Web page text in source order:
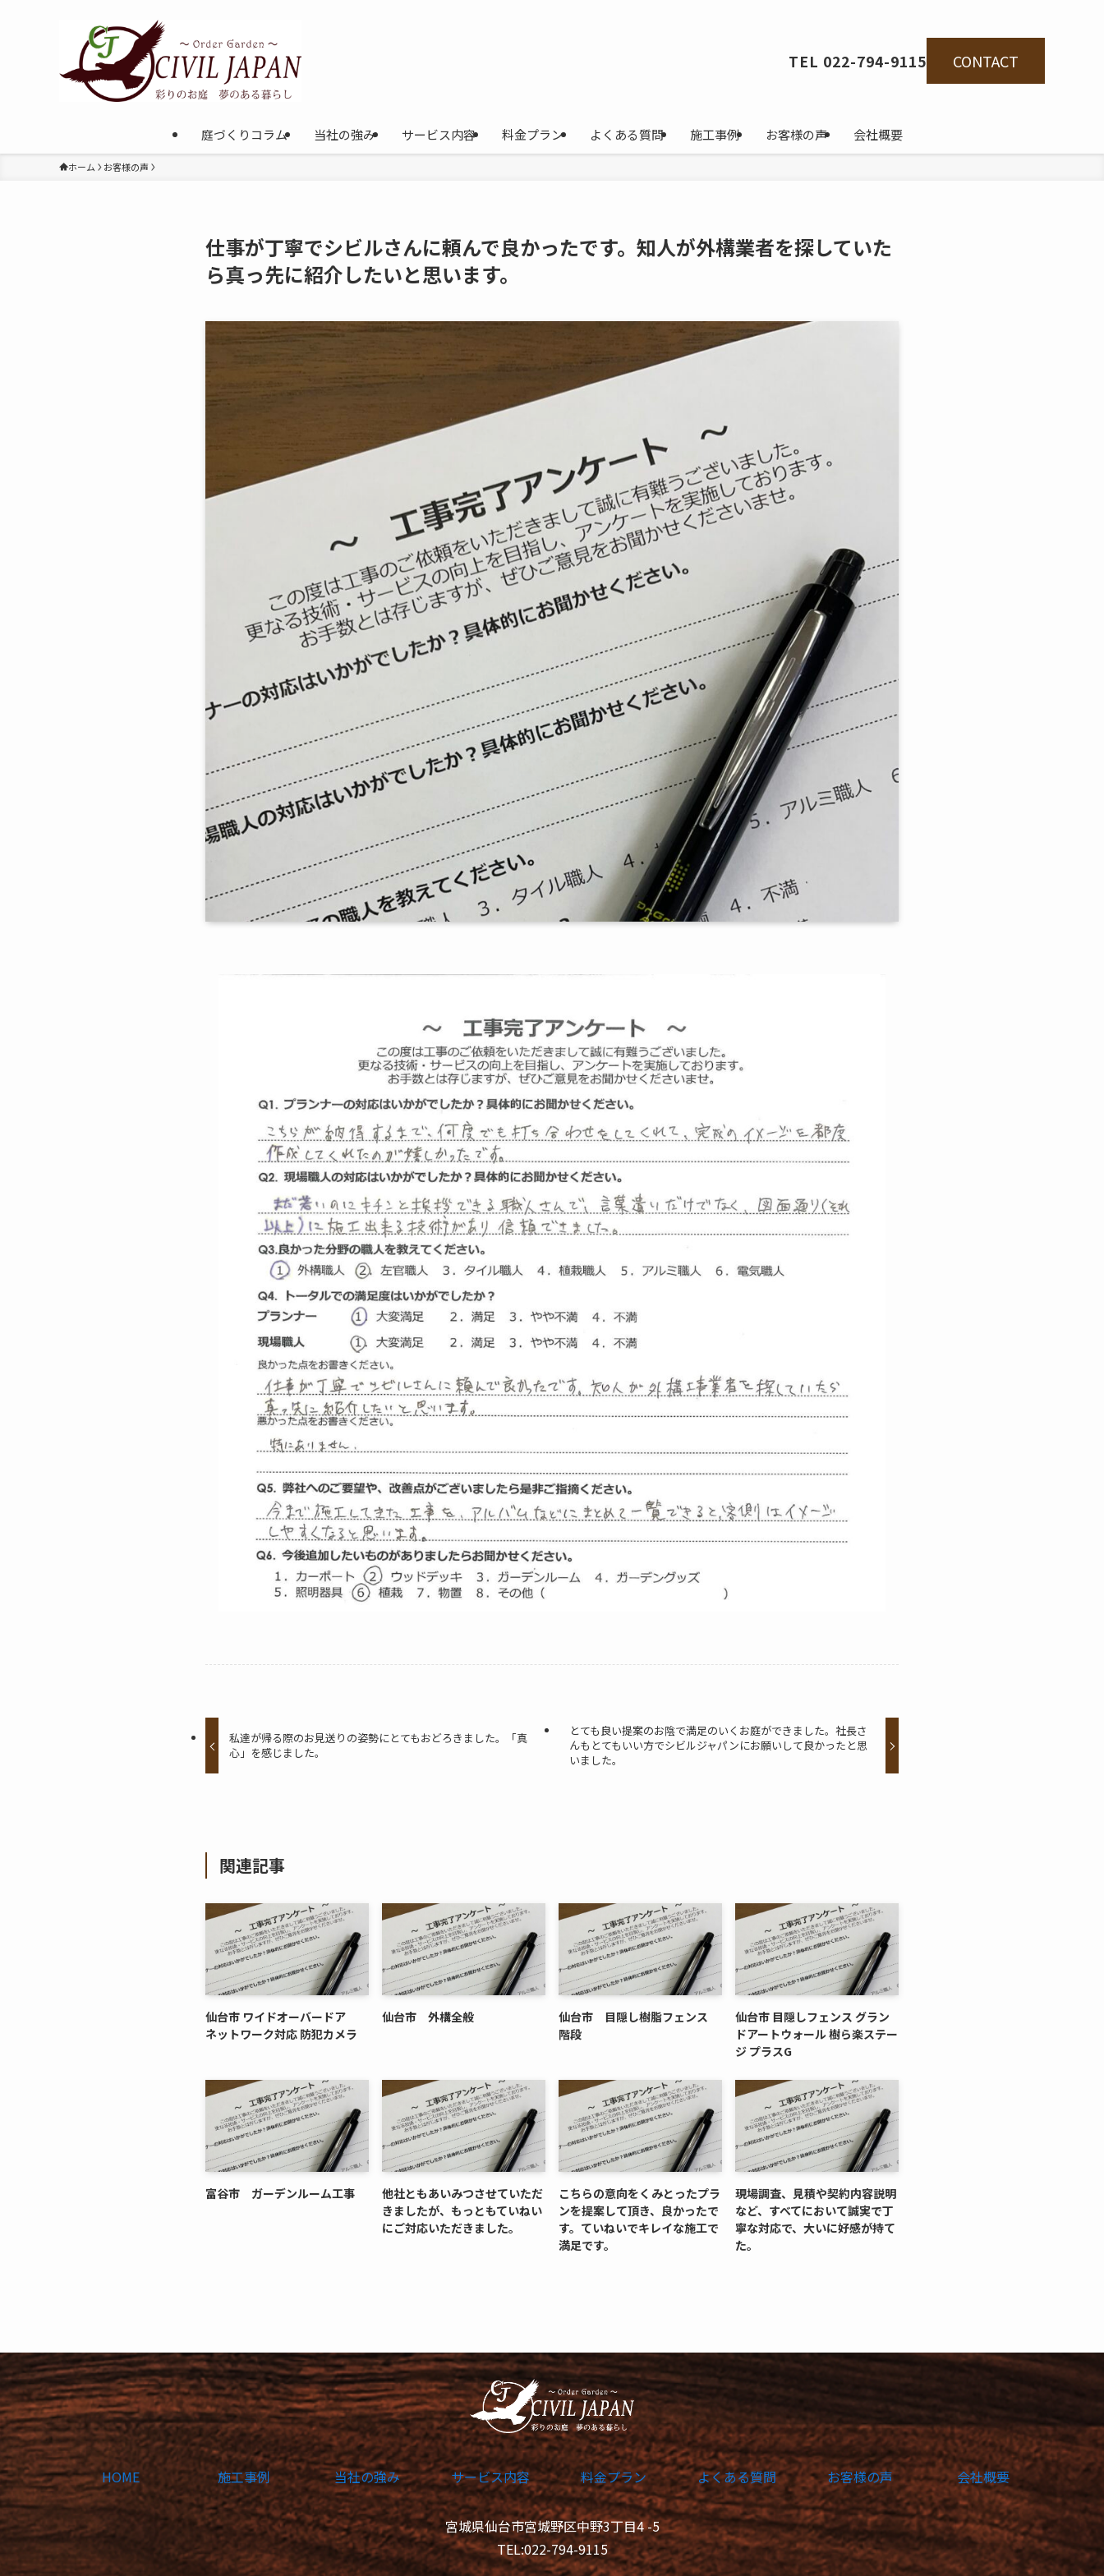
庭づくりコラム 当社の強み サービス内容 料金プラン よくある質問 施工事例 お客様の声 会社概要
TEL 022-794-9115 CONTACT
ホーム お客様の声
仕事が丁寧でシビルさんに頼んで良かったです。知人が外構業者を探していた
ら真っ先に紹介したいと思います。
私達が帰る際のお見送りの姿勢にとてもおどろきました。「真
心」を感じました。
とても良い提案のお陰で満足のいくお庭ができました。社長さ
んもとてもいい方でシビルジャパンにお願いして良かったと思
いました。
関連記事
仙台市 ワイドオーバードア
ネットワーク対応 防犯カメラ
仙台市 外構全般
仙台市 目隠し樹脂フェンス
階段
仙台市 目隠しフェンス グラン
ドアートウォール 樹ら楽ステー
ジ プラスG
富谷市 ガーデンルーム工事
他社ともあいみつさせていただ
きましたが、もっともていねい
にご対応いただきました。
こちらの意向をくみとったプラ
ンを提案して頂き、良かったで
す。ていねいでキレイな施工で
満足です。
現場調査、見積や契約内容説明
など、すべてにおいて誠実で丁
寧な対応で、大いに好感が持て
た。
HOME 施工事例 当社の強み サービス内容 料金プラン よくある質問 お客様の声 会社概要
宮城県仙台市宮城野区中野3丁目4 -5
TEL:022-794-9115